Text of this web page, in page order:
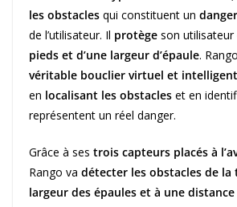
les obstacles qui constituent un danger
de l’utilisateur. Il protège son utilisateur
pieds et d’une largeur d’épaule.
véritable bouclier virtuel et intelligent
en localisant les obstacles et en
représentent un réel danger.
Grâce à ses trois capteurs placés à
Rango va détecter les obstacles de la
largeur des épaules et à une